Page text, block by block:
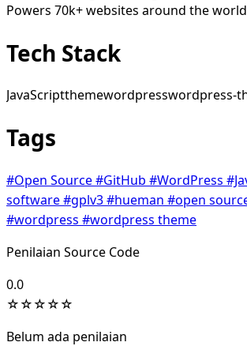
Powers 70k+ websites around the
Tech Stack
JavaScriptthemewordpresswordpress-
Tags
#Open Source#GitHub #WordPress
software#gplv3#hueman #open
#wordpress #wordpress theme
Penilaian Source Code
0.0
☆☆☆☆☆
Belum ada penilaian